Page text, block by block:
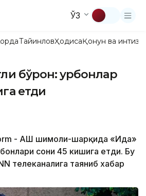
ЎЗ
ТайинловҲодисаҚонун ва
бўрон: Қурбонлар
етди
- AҚШ шимоли-шарқида «Ида»
сони 45 кишига етди. Бу
телеканалига таяниб хабар